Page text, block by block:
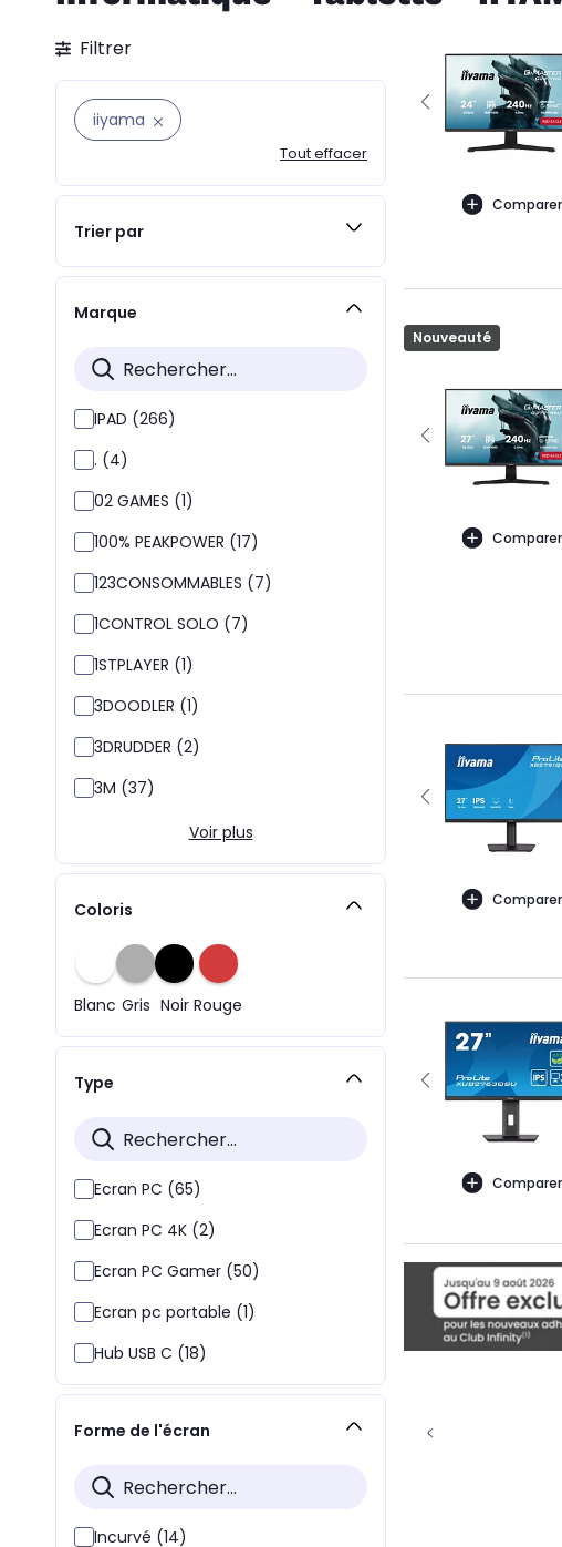
Filtrer
iiyama
Tout effacer
Trier par
Marque
IPAD (266)
. (4)
02 GAMES (1)
100% PEAKPOWER (17)
123CONSOMMABLES (7)
1CONTROL SOLO (7)
1STPLAYER (1)
3DOODLER (1)
3DRUDDER (2)
3M (37)
Voir plus
Coloris
Blanc Gris Noir Rouge
Type
Ecran PC (65)
Ecran PC 4K (2)
Ecran PC Gamer (50)
Ecran pc portable (1)
Hub USB C (18)
Forme de l'écran
Incurvé (14)
Comparer
Nouveauté
Comparer
Comparer
Comparer